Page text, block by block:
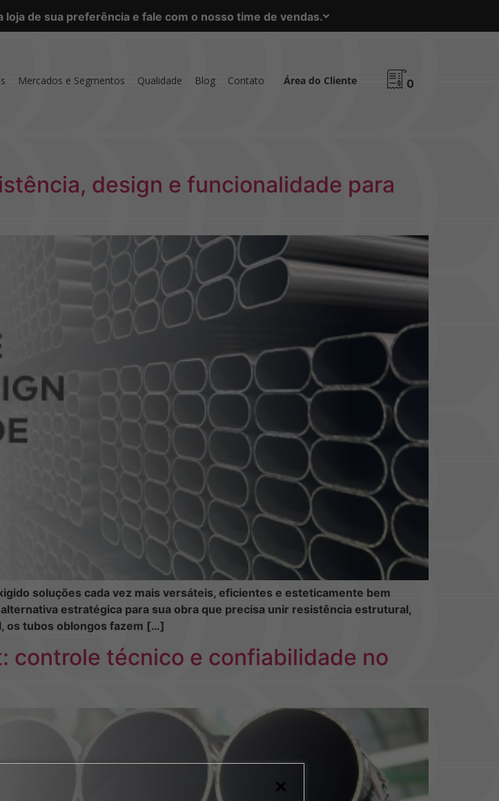
loja de sua preferência e fale com o nosso time de vendas.
Mercados e Segmentos Qualidade Blog Contato Área do Cliente 0
design e funcionalidade para
soluções cada vez mais versáteis, eficientes e esteticamente bem
estratégica para sua obra que precisa unir resistência estrutural,
os tubos oblongos fazem […]
controle técnico e confiabilidade no